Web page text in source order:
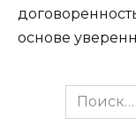
основе
Search
for: